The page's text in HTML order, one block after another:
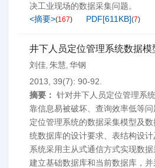
决工业现场的数据采集问题。
<摘要>(167) PDF[611KB](7)
井下人员定位管理系统数据模
刘佳, 朱慧, 华钢
2013, 39(7): 90-92.
摘要： 针对井下人员定位管理系
靠信息易被破坏、查询效率低等
定位管理系统的数据采集模型及
统数据库的设计要求、表结构设计
系统采用主从式通信方式实现数
建立基础数据库和当前数据库，并